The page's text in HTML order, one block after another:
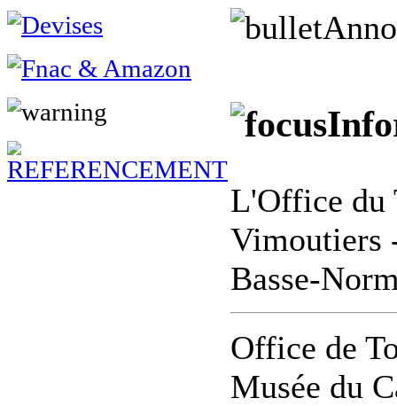
L'Office du
Vimoutiers
Basse-
Office de
Musée du